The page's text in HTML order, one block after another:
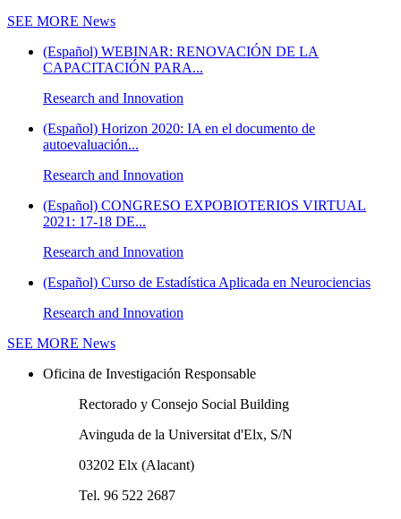
SEE MORE News
(Español) WEBINAR: RENOVACIÓN DE LA
CAPACITACIÓN PARA...
Research and Innovation
(Español) Horizon 2020: IA en el documento de
autoevaluación...
Research and Innovation
(Español) CONGRESO EXPOBIOTERIOS VIRTUAL
2021: 17-18 DE...
Research and Innovation
(Español) Curso de Estadística Aplicada en Neurociencias
Research and Innovation
SEE MORE News
Oficina de Investigación Responsable
Rectorado y Consejo Social Building
Avinguda de la Universitat d'Elx, S/N
03202 Elx (Alacant)
Tel. 96 522 2687